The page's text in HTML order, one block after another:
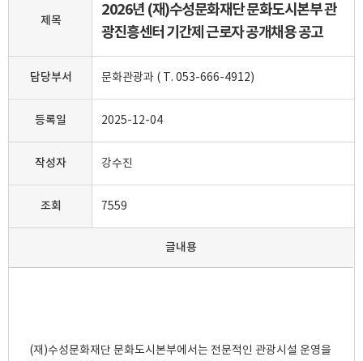
제목
2026년 (재)수성문화재단 문화도시본부 관
광진흥센터 기간제 근로자 공개채용 공고
담당부서 문화관광과 ( T. 053-666-4912)
등록일 2025-12-04
작성자 강수진
조회 7559
글내용
(재)수성문화재단 문화도시본부에서는 전문적인 관광시설 운영을